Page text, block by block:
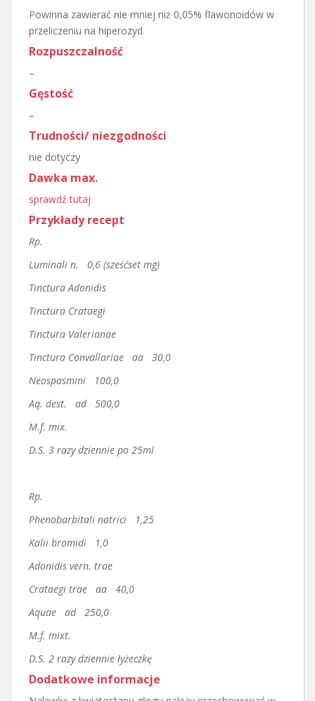
Powinna zawierać nie mniej niż 0,05% flawonoidów w
przeliczeniu na hiperozyd.
Rozpuszczalność
–
Gęstość
–
Trudności/ niezgodności
nie dotyczy
Dawka max.
sprawdź tutaj
Przykłady recept
Rp.
Luminali n. 0,6 (sześćset mg)
Tinctura Adonidis
Tinctura Crataegi
Tinctura Valerianae
Tinctura Convallariae aa 30,0
Neospasmini 100,0
Aq. dest. ad 500,0
M.f. mix.
D.S. 3 razy dziennie po 25ml
Rp.
Phenobarbitali natrici 1,25
Kalii bromidi 1,0
Adonidis vern. trae
Crataegi trae aa 40,0
Aquae ad 250,0
M.f. mixt.
D.S. 2 razy dziennie łyżeczkę
Dodatkowe informacje